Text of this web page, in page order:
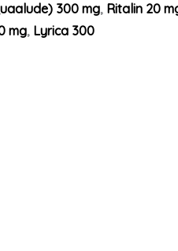
300 mg, Ritalin 20
mg, Lyrica 300